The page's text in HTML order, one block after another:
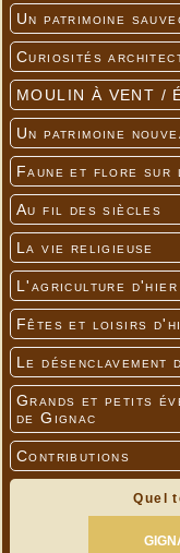
Un patrimoine
Curiosités
MOULIN À VENT /
Un patrimoine
Faune et flore sur
Au fil des siècles
La vie religieuse
L'agriculture d'hier
Fêtes et loisirs
Le désenclavement
Grands et petits
de Gignac
Contributions
Quel